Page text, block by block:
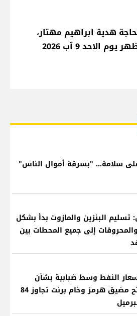
هدية ابراهيم مهتار،
الاحد 9 آب 2026
على سلامة... "بسرقة أموال الناس"
تسليم البنزين والمازوت بدأ بشكل
إلى جميع المحطات بين
النفط وسط ضبابية بشأن
إعادة فتح مضيق هرمز وخام برنت تجاوز 84